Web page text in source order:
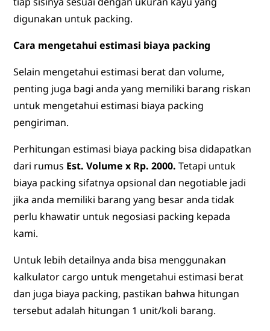
digunakan untuk packing.
Cara mengetahui estimasi biaya packing
Selain mengetahui estimasi berat dan volume,
penting juga bagi anda yang memiliki barang riskan
untuk mengetahui estimasi biaya packing
pengiriman.
Perhitungan estimasi biaya packing bisa didapatkan
dari rumus Est. Volume x Rp. 2000. Tetapi untuk
biaya packing sifatnya opsional dan negotiable jadi
jika anda memiliki barang yang besar anda tidak
perlu khawatir untuk negosiasi packing kepada
kami.
Untuk lebih detailnya anda bisa menggunakan
kalkulator cargo untuk mengetahui estimasi berat
dan juga biaya packing, pastikan bahwa hitungan
tersebut adalah hitungan 1 unit/koli barang.